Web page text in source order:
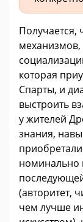
Получается,
которая
Спарты, и
выстроить
у жителей
знания,
номинально
(авторитет,
чем лучше